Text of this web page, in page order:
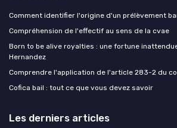
Comment identifier l'origine d'un prélèvement
Compréhension de l'effectif au sens de la cvae
Born to be alive royalties : une fortune
Hernandez
Comprendre l'application de l'article 283-2 du
Cofica bail : tout ce que vous devez savoir
Les derniers articles